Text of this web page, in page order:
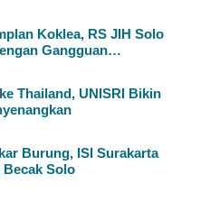
Koklea, RS JIH Solo
Gangguan
Thailand, UNISRI Bikin
Burung, ISI Surakarta
Solo